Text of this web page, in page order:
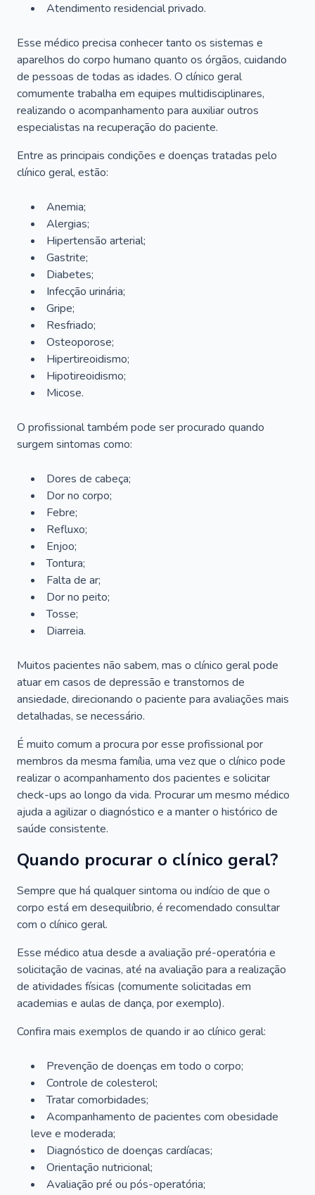
Atendimento residencial privado.
Esse médico precisa conhecer tanto os sistemas e
aparelhos do corpo humano quanto os órgãos, cuidando
de pessoas de todas as idades. O clínico geral
comumente trabalha em equipes multidisciplinares,
realizando o acompanhamento para auxiliar outros
especialistas na recuperação do paciente.
Entre as principais condições e doenças tratadas pelo
clínico geral, estão:
Anemia;
Alergias;
Hipertensão arterial;
Gastrite;
Diabetes;
Infecção urinária;
Gripe;
Resfriado;
Osteoporose;
Hipertireoidismo;
Hipotireoidismo;
Micose.
O profissional também pode ser procurado quando
surgem sintomas como:
Dores de cabeça;
Dor no corpo;
Febre;
Refluxo;
Enjoo;
Tontura;
Falta de ar;
Dor no peito;
Tosse;
Diarreia.
Muitos pacientes não sabem, mas o clínico geral pode
atuar em casos de depressão e transtornos de
ansiedade, direcionando o paciente para avaliações mais
detalhadas, se necessário.
É muito comum a procura por esse profissional por
membros da mesma família, uma vez que o clínico pode
realizar o acompanhamento dos pacientes e solicitar
check-ups ao longo da vida. Procurar um mesmo médico
ajuda a agilizar o diagnóstico e a manter o histórico de
saúde consistente.
Quando procurar o clínico geral?
Sempre que há qualquer sintoma ou indício de que o
corpo está em desequilíbrio, é recomendado consultar
com o clínico geral.
Esse médico atua desde a avaliação pré-operatória e
solicitação de vacinas, até na avaliação para a realização
de atividades físicas (comumente solicitadas em
academias e aulas de dança, por exemplo).
Confira mais exemplos de quando ir ao clínico geral:
Prevenção de doenças em todo o corpo;
Controle de colesterol;
Tratar comorbidades;
Acompanhamento de pacientes com obesidade
leve e moderada;
Diagnóstico de doenças cardíacas;
Orientação nutricional;
Avaliação pré ou pós-operatória;